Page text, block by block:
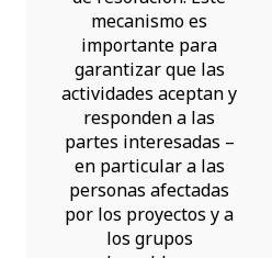
mecanismo es
importante para
garantizar que las
actividades aceptan y
responden a las
partes interesadas –
en particular a las
personas afectadas
por los proyectos y a
los grupos